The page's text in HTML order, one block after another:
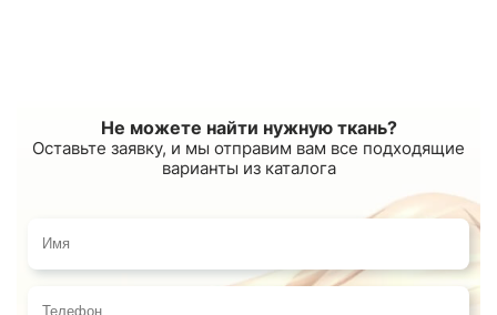
Не можете найти нужную ткань?
Оставьте заявку, и мы отправим вам все подходящие
варианты из каталога
Имя